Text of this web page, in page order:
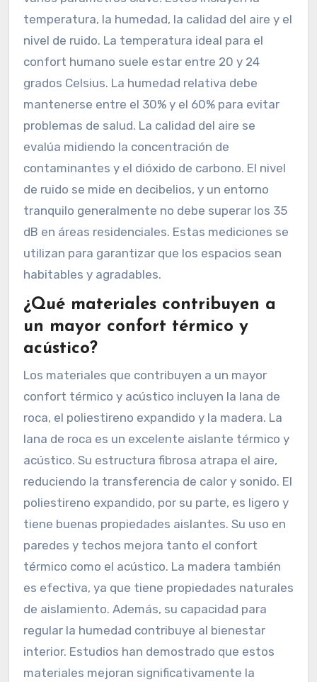
temperatura, la humedad, la calidad del aire y el
nivel de ruido. La temperatura ideal para el
confort humano suele estar entre 20 y 24
grados Celsius. La humedad relativa debe
mantenerse entre el 30% y el 60% para evitar
problemas de salud. La calidad del aire se
evalúa midiendo la concentración de
contaminantes y el dióxido de carbono. El nivel
de ruido se mide en decibelios, y un entorno
tranquilo generalmente no debe superar los 35
dB en áreas residenciales. Estas mediciones se
utilizan para garantizar que los espacios sean
habitables y agradables.
¿Qué materiales contribuyen a
un mayor confort térmico y
acústico?
Los materiales que contribuyen a un mayor
confort térmico y acústico incluyen la lana de
roca, el poliestireno expandido y la madera. La
lana de roca es un excelente aislante térmico y
acústico. Su estructura fibrosa atrapa el aire,
reduciendo la transferencia de calor y sonido. El
poliestireno expandido, por su parte, es ligero y
tiene buenas propiedades aislantes. Su uso en
paredes y techos mejora tanto el confort
térmico como el acústico. La madera también
es efectiva, ya que tiene propiedades naturales
de aislamiento. Además, su capacidad para
regular la humedad contribuye al bienestar
interior. Estudios han demostrado que estos
materiales mejoran significativamente la